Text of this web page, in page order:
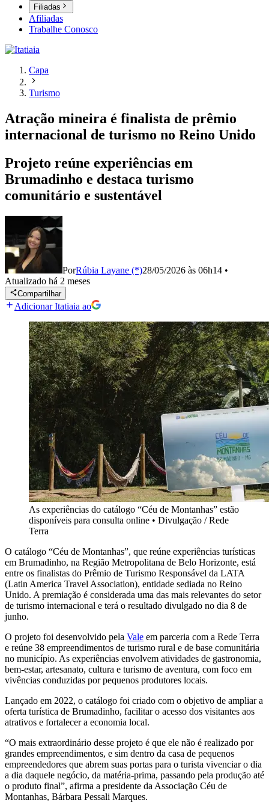
Filiadas
Afiliadas
Trabalhe Conosco
Capa
Turismo
Atração mineira é finalista de prêmio
internacional de turismo no Reino Unido
Projeto reúne experiências em
Brumadinho e destaca turismo
comunitário e sustentável
PorRúbia Layane (*)28/05/2026 às 06h14 •
Atualizado há 2 meses
Compartilhar
Adicionar Itatiaia ao
As experiências do catálogo “Céu de Montanhas” estão
disponíveis para consulta online • Divulgação / Rede
Terra
O catálogo “Céu de Montanhas”, que reúne experiências turísticas
em Brumadinho, na Região Metropolitana de Belo Horizonte, está
entre os finalistas do Prêmio de Turismo Responsável da LATA
(Latin America Travel Association), entidade sediada no Reino
Unido. A premiação é considerada uma das mais relevantes do setor
de turismo internacional e terá o resultado divulgado no dia 8 de
junho.
O projeto foi desenvolvido pela Vale em parceria com a Rede Terra
e reúne 38 empreendimentos de turismo rural e de base comunitária
no município. As experiências envolvem atividades de gastronomia,
bem-estar, artesanato, cultura e turismo de aventura, com foco em
vivências conduzidas por pequenos produtores locais.
Lançado em 2022, o catálogo foi criado com o objetivo de ampliar a
oferta turística de Brumadinho, facilitar o acesso dos visitantes aos
atrativos e fortalecer a economia local.
“O mais extraordinário desse projeto é que ele não é realizado por
grandes empreendimentos, e sim dentro da casa de pequenos
empreendedores que abrem suas portas para o turista vivenciar o dia
a dia daquele negócio, da matéria-prima, passando pela produção até
o produto final”, afirma a presidente da Associação Céu de
Montanhas, Bárbara Pessali Marques.